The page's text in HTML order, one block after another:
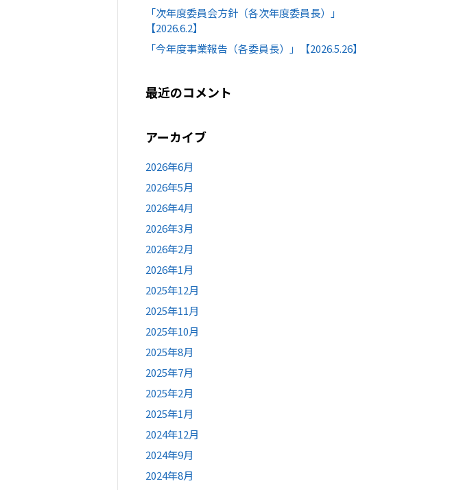
「次年度委員会方針（各次年度委員長）」
【2026.6.2】
「今年度事業報告（各委員長）」【2026.5.26】
最近のコメント
アーカイブ
2026年6月
2026年5月
2026年4月
2026年3月
2026年2月
2026年1月
2025年12月
2025年11月
2025年10月
2025年8月
2025年7月
2025年2月
2025年1月
2024年12月
2024年9月
2024年8月